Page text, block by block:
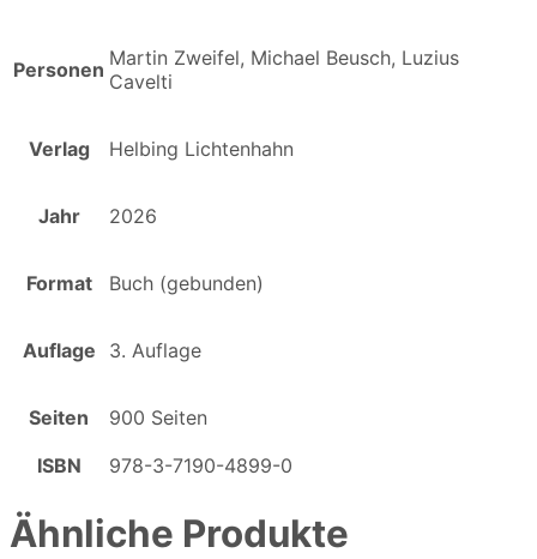
Personen Martin Zweifel, Michael Beusch, Luzius
Cavelti
Verlag Helbing Lichtenhahn
Jahr 2026
Format Buch (gebunden)
Auflage 3. Auflage
Seiten
900 Seiten
ISBN
978-3-7190-4899-0
Ähnliche Produkte